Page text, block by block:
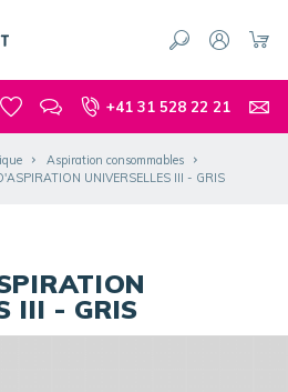
+41 31 528 22 21
Aspiration consommables
UNIVERSELLES III - GRIS
III - GRIS